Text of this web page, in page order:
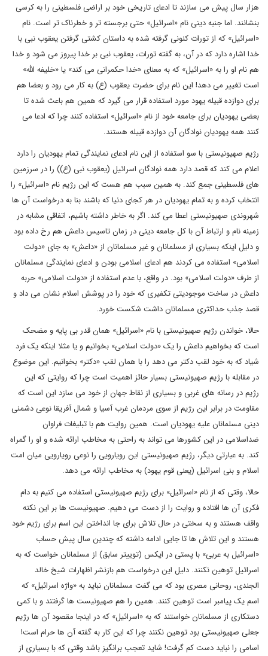
هزار سال پیش می سازند تا ادعای تاریخی خود بر اراضی فلسطینی را به کرسی
بنشانند. اما جنبه دینی نام «اسرائیل» حتی برجسته تر و خطرناک تر است. نام
«اسرائیل» که از تورات کنونی گرفته شده به داستان کشتی گرفتن یعقوب نبی با
خدا اشاره دارد که در آن، به گفته تورات، یعقوب نبی بر خدا پیروز می شود و خدا
هم نام او را به «اسرائیل» که به معنای «خدا حکمرانی می کند» یا «خلیفه الله»
است تغییر می دهد! این نام برای حضرت یعقوب (ع) به کار می رود و بعضا هم
برای دوازده قبیله یهود مورد استفاده قرار می گیرد که همین هم باعث شده تا
بعضی یهودیان برای جامعه خود از نام «اسرائیل» استفاده کنند چرا که ادعا می
کنند همه یهودیان نوادگان آن دوازده قبیله هستند.
رژیم صهیونیستی با سو استفاده از این نام ادعای نمایندگی تمام یهودیان را دارد
اعلام می کند که قصد دارد همه نوادگان اسرائیل (یعقوب نبی (ع)) را در سرزمین
های فلسطینی جمع کند. به همین سبب هم هست که این رژیم نام «اسرائیل» را
انتخاب کرده و به تمام یهودیان در هر کجای دنیا که باشند بنا به درخواست آن ها
شهروندی صهیونیستی اعطا می کند. اگر به خاطر داشته باشیم، اتفاقی مشابه در
زمینه نام و ارتباط آن با کل جامعه دینی در زمان تاسیس داعش هم رخ داده بود
و دلیل اینکه بسیاری از مسلمانان و غیر مسلمانان از «داعش» به جای «دولت
اسلامی» استفاده می کردند هم ادعای اسلامی بودن و ادعای نمایندگی مسلمانان
از طرف «دولت اسلامی» بود. در واقع، با عدم استفاده از «دولت اسلامی» حربه
داعش در ساخت موجودیتی تکفیری که خود را در پوشش اسلام نشان می داد و
قصد جذب حداکثری مسلمانان داشت شکست خورد.
حالا، خواندن رژیم صهیونیستی با نام «اسرائیل» همان قدر بی پایه و مضحک
است که بخواهیم داعش را یک «دولت اسلامی» بخوانیم و یا مثلا اینکه یک فرد
شیاد که به خود لقب دکتر می دهد را با همان لقب «دکتر» بخوانیم. این موضوع
در مقابله با رژیم صهیونیستی بسیار حائز اهمیت است چرا که روایتی که این
رژیم در رسانه های غربی و بسیاری از نقاط جهان از خود می سازد این است که
مقاومت در برابر این رژیم از سوی مردمان غرب آسیا و شمال آفریقا نوعی دشمنی
دینی مسلمانان علیه یهودیان است. همین روایت هم با تبلیغات فراوان
ضداسلامی در این کشورها می تواند به راحتی به مخاطب ارائه شده و او را گمراه
کند. به عبارتی دیگر، رژیم صهیونیستی این رویارویی را نوعی رویارویی میان امت
اسلام و بنی اسرائیل (یعنی قوم یهود) به مخاطب ارائه می دهد.
حالا، وقتی که از نام «اسرائیل» برای رژیم صهیونیستی استفاده می کنیم به دام
فکری آن ها افتاده و روایت را از دست می دهیم. صهیونیست ها بر این نکته
واقف هستند و به سختی در حال تلاش برای جا انداختن این اسم برای رژیم خود
هستند و این تلاش ها تا جایی ادامه داشته که چندین سال پیش حساب
«اسرائیل به عربی» با پستی در ایکس (توییتر سابق) از مسلمانان خواست که به
اسرائیل توهین نکنند. دلیل این درخواست هم بازنشر اظهارات شیخ خالد
الجندی، روحانی مصری بود که می گفت مسلمانان نباید به «واژه اسرائیل» که
اسم یک پیامبر است توهین کنند. همین را هم صهیونیست ها گرفتند و با کمی
دستکاری از مسلمانان خواستند که به «اسرائیل» که در اینجا مقصود آن ها رژیم
جعلی صهیونیستی بود توهین نکنند چرا که این کار به گفته آن ها حرام است!
اسامی را نباید دست کم گرفت! شاید تعجب برانگیز باشد وقتی که با بسیاری از